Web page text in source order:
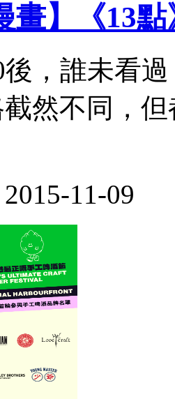
畫】《13
，誰未看
然不同，
2015-11-09